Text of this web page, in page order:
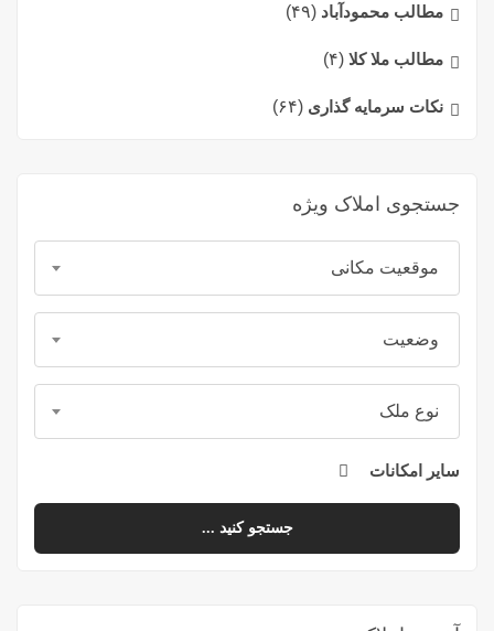
مطالب محمودآباد (۴۹)
مطالب ملا کلا (۴)
نکات سرمایه گذاری (۶۴)
جستجوی املاک ویژه
موقعیت مکانی
وضعیت
نوع ملک
سایر امکانات
جستجو کنید ...